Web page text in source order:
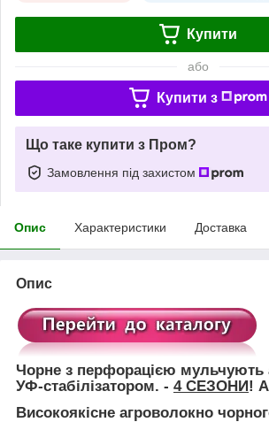
Купити
або
Купити з
Що таке купити з Пром?
Замовлення під захистом
Опис Характеристики Доставка
Опис
Чорне з перфорацією мульчують
УФ-стабілізатором. - 4 СЕЗОНИ!
Високоякісне агроволокно